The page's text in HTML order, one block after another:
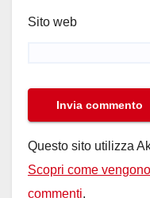
Sito web
Questo sito utilizza
Scopri come
commenti.